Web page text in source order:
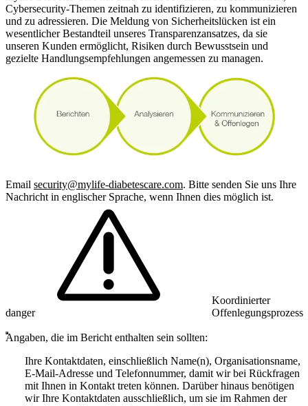
Cybersecurity-Themen zeitnah zu identifizieren, zu kommunizieren
und zu adressieren. Die Meldung von Sicherheitslücken ist ein
wesentlicher Bestandteil unseres Transparenzansatzes, da sie
unseren Kunden ermöglicht, Risiken durch Bewusstsein und
gezielte Handlungsempfehlungen angemessen zu managen.
Email security@mylife-diabetescare.com. Bitte senden Sie uns Ihre
Nachricht in englischer Sprache, wenn Ihnen dies möglich ist.
danger
Koordinierter
Offenlegungsprozess
Angaben, die im Bericht enthalten sein sollten:
Ihre Kontaktdaten, einschließlich Name(n), Organisationsname,
E-Mail-Adresse und Telefonnummer, damit wir bei Rückfragen
mit Ihnen in Kontakt treten können. Darüber hinaus benötigen
wir Ihre Kontaktdaten ausschließlich, um sie im Rahmen der